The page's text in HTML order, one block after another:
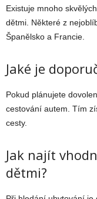
Existuje mnoho
dětmi. Některé z
Španělsko a Francie.
Jaké je
Pokud plánujete
cestování autem. Tím
cesty.
Jak najít
dětmi?